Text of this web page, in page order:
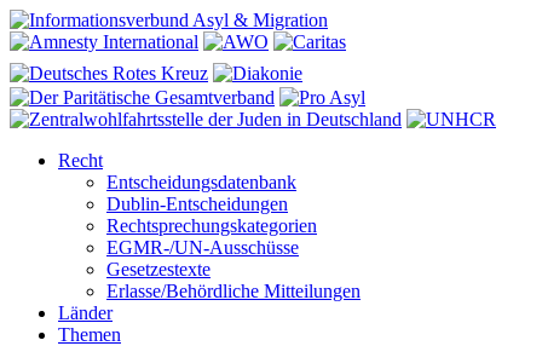
Recht
Entscheidungsdatenbank
Dublin-Entscheidungen
Rechtsprechungskategorien
EGMR-/UN-Ausschüsse
Gesetzestexte
Erlasse/Behördliche Mitteilungen
Länder
Themen